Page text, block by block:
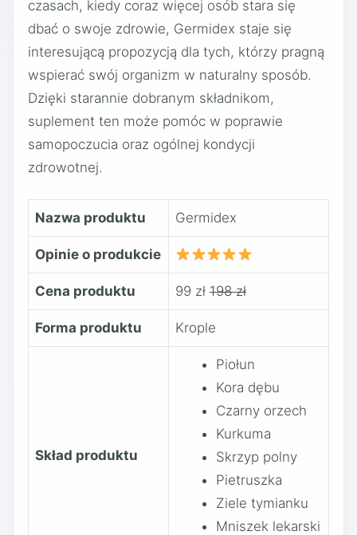
czasach, kiedy coraz więcej osób stara się
dbać o swoje zdrowie, Germidex staje się
interesującą propozycją dla tych, którzy pragną
wspierać swój organizm w naturalny sposób.
Dzięki starannie dobranym składnikom,
suplement ten może pomóc w poprawie
samopoczucia oraz ogólnej kondycji
zdrowotnej.
Nazwa produktu Germidex
Opinie o produkcie
Cena produktu 99 zł 198 zł
Forma produktu Krople
Skład produktu
Piołun
Kora dębu
Czarny orzech
Kurkuma
Skrzyp polny
Pietruszka
Ziele tymianku
Mniszek lekarski